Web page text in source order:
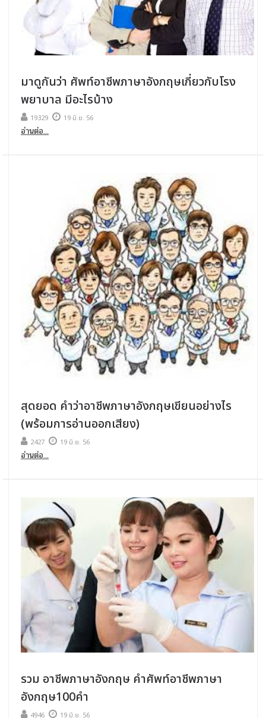
มาดูกันว่า ศัพท์อาชีพภาษาอังกฤษเกี่ยวกับโรง
พยาบาล มีอะไรบ้าง
19329 19 มิ.ย. 56
อ่านต่อ...
สุดยอด คําว่าอาชีพภาษาอังกฤษเขียนอย่างไร
(พร้อมการอ่านออกเสียง)
2427 19 มิ.ย. 56
อ่านต่อ...
รวม อาชีพภาษาอังกฤษ คําศัพท์อาชีพภาษา
อังกฤษ100คํา
4946 19 มิ.ย. 56